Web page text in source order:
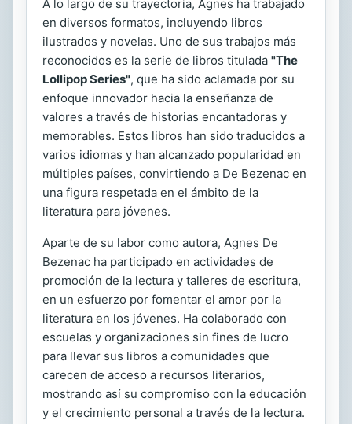
A lo largo de su trayectoria, Agnes ha trabajado
en diversos formatos, incluyendo libros
ilustrados y novelas. Uno de sus trabajos más
reconocidos es la serie de libros titulada "The
Lollipop Series", que ha sido aclamada por su
enfoque innovador hacia la enseñanza de
valores a través de historias encantadoras y
memorables. Estos libros han sido traducidos a
varios idiomas y han alcanzado popularidad en
múltiples países, convirtiendo a De Bezenac en
una figura respetada en el ámbito de la
literatura para jóvenes.
Aparte de su labor como autora, Agnes De
Bezenac ha participado en actividades de
promoción de la lectura y talleres de escritura,
en un esfuerzo por fomentar el amor por la
literatura en los jóvenes. Ha colaborado con
escuelas y organizaciones sin fines de lucro
para llevar sus libros a comunidades que
carecen de acceso a recursos literarios,
mostrando así su compromiso con la educación
y el crecimiento personal a través de la lectura.